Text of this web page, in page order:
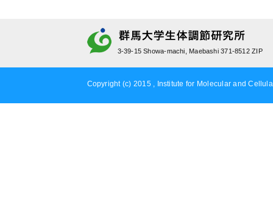
3-39-15 Showa-machi, Maebashi 371-8512 ZIP
Copyright (c) 2015 , Institute for Molecular and